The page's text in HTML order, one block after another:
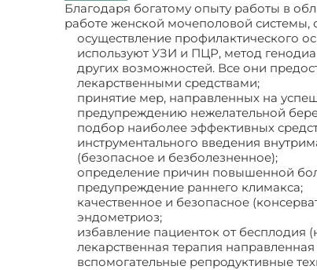
Благодаря богатому опыту работы в
работе женской мочеполовой
осуществление профилактического
используют УЗИ и ПЦР, метод
других возможностей. Все они
лекарственными средствами;
принятие мер, направленных на
предупреждению нежелательной
подбор наиболее эффективных
инструментального введения
(безопасное и безболезненное);
определение причин повышенной
предупреждение раннего климакса;
качественное и безопасное
эндометриоз;
избавление пациенток от бесплодия
лекарственная терапия
вспомогательные рeпрoдуктивные